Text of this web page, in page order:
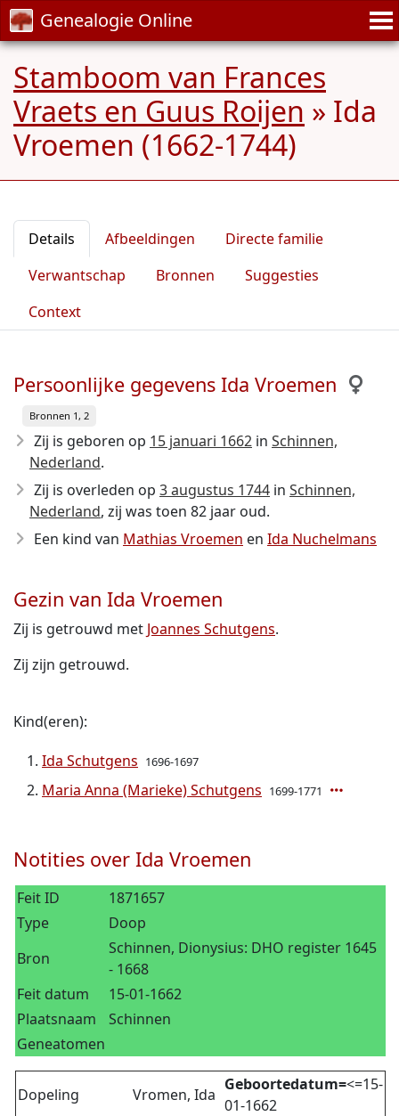
Genealogie Online
Stamboom van Frances
Vraets en Guus Roijen » Ida
Vroemen (1662-1744)
Details Afbeeldingen
Directe familie
Verwantschap
Bronnen
Suggesties
Context
Persoonlijke gegevens Ida Vroemen
Bronnen 1, 2
Zij is geboren op 15 januari 1662 in Schinnen,
Nederland.
Zij is overleden op 3 augustus 1744 in Schinnen,
Nederland, zij was toen 82 jaar oud.
Een kind van Mathias Vroemen en Ida Nuchelmans
Gezin van Ida Vroemen
Zij is getrouwd met Joannes Schutgens.
Zij zijn getrouwd.
Kind(eren):
Ida Schutgens 1696-1697
Maria Anna (Marieke) Schutgens 1699-1771
Notities over Ida Vroemen
Feit ID
1871657
Type
Doop
Bron
Schinnen, Dionysius: DHO register 1645
- 1668
Feit datum
15-01-1662
Plaatsnaam
Schinnen
Geneatomen
Dopeling Vromen, Ida
Geboortedatum=<=15-
01-1662